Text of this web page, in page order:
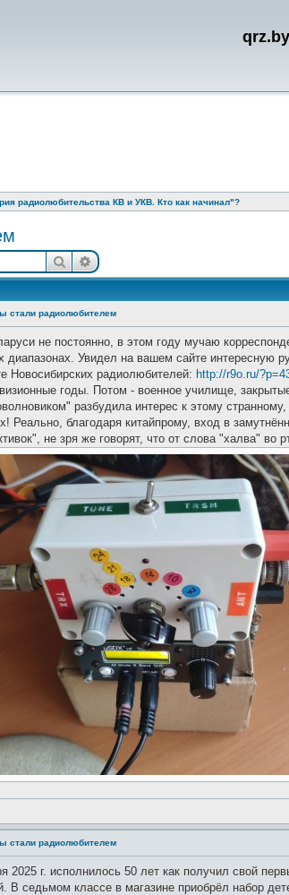
радиолюбительства КВ и УКВ. Кто как начинал"?
ПоискРасширенный поиск
стали радиолюбителем
не постоянно, в этом году мучаю
диапазонах. Увидел на вашем сайте интересную
Новосибирских радиолюбителей: http://r9o.ru/
годы. Потом - военное училище,
разбудила интерес к этому
Реально, благодаря китайпрому, вход в
не зря же говорят, что от слова "халва"
стали радиолюбителем
2025 г. исполнилось 50 лет как получил свой
В седьмом классе в магазине приобрёл набор